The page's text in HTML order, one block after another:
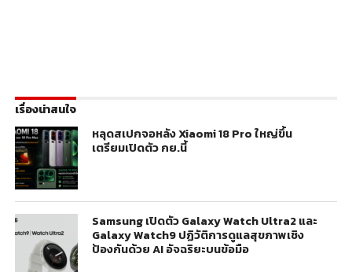
เรื่องน่าสนใจ
หลุดสเปกจอหลัง Xiaomi 18 Pro ใหญ่ขึ้น
เตรียมเปิดตัว กย.นี้
Samsung เปิดตัว Galaxy Watch Ultra2 และ
Galaxy Watch9 ปฏิวัติการดูแลสุขภาพเชิง
ป้องกันด้วย AI อัจฉริยะบนข้อมือ